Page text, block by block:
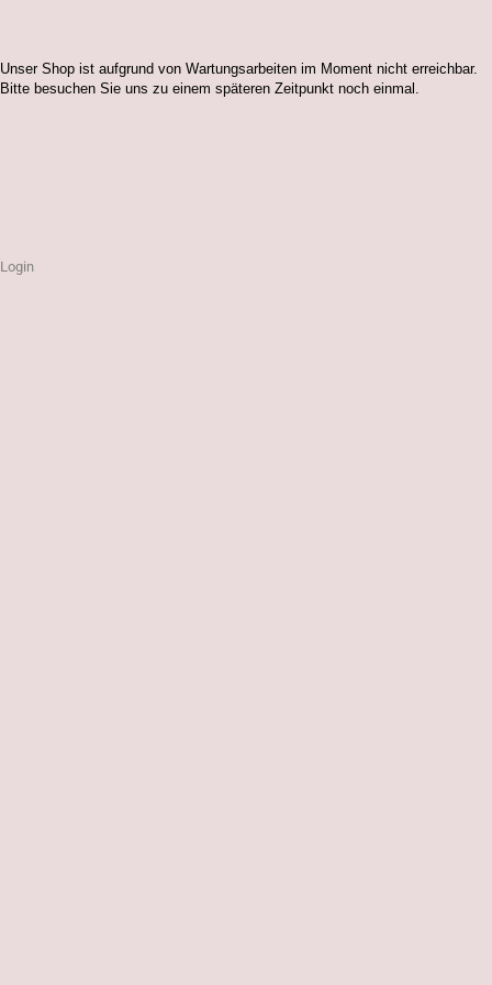
Unser Shop ist aufgrund von Wartungsarbeiten im Moment nicht erreichbar.
Bitte besuchen Sie uns zu einem späteren Zeitpunkt noch einmal.
Login